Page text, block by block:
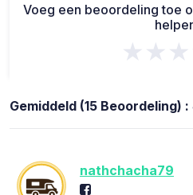
Voeg een beoordeling toe
Gemiddeld (15 Beoordeling) :
nathchacha79